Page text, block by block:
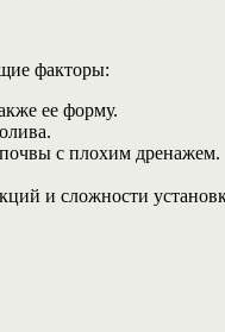
факторы:
ее форму.
с плохим дренажем.
и сложности